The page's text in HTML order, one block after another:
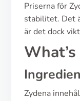
Priserna för
stabilitet. Det
är det dock
Zydena